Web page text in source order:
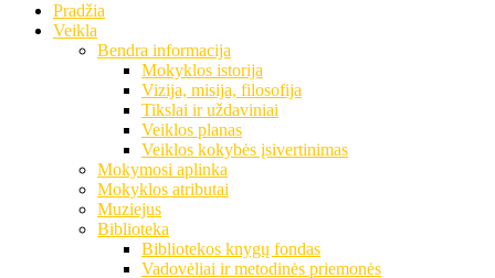
Pradžia
Veikla
Bendra informacija
Mokyklos istorija
Vizija, misija, filosofija
Tikslai ir uždaviniai
Veiklos planas
Veiklos kokybės įsivertinimas
Mokymosi aplinka
Mokyklos atributai
Muziejus
Biblioteka
Bibliotekos knygų fondas
Vadovėliai ir metodinės priemonės